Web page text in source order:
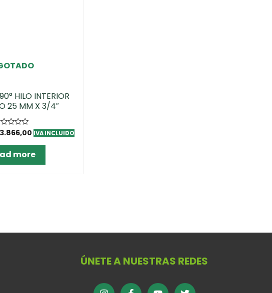
HILO INTERIOR
25 MM X 3/4″
IVA INCLUIDO
more
ÚNETE A NUESTRAS REDES